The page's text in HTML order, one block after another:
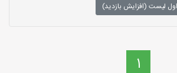
لیست (افزایش بازدید)
1